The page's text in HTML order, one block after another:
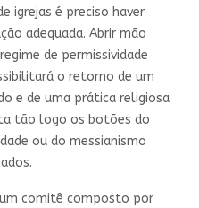
igrejas é preciso haver
adequada. Abrir mão
de permissividade
o retorno de um
e de uma prática religiosa
tão logo os botões do
ou do messianismo
comitê composto por